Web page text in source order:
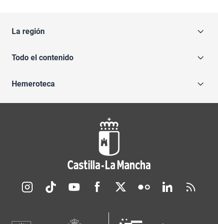
La región
Todo el contenido
Hemeroteca
Redes sociales JCCM